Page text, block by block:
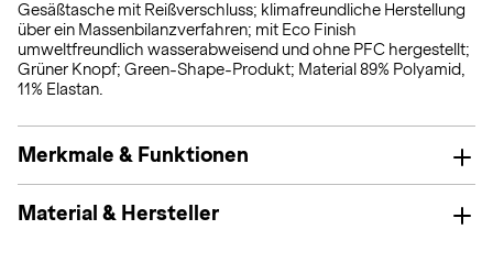
Gesäßtasche mit Reißverschluss; klimafreundliche Herstellung
über ein Massenbilanzverfahren; mit Eco Finish
umweltfreundlich wasserabweisend und ohne PFC hergestellt;
Grüner Knopf; Green-Shape-Produkt; Material 89% Polyamid,
11% Elastan.
Merkmale & Funktionen
Material & Hersteller